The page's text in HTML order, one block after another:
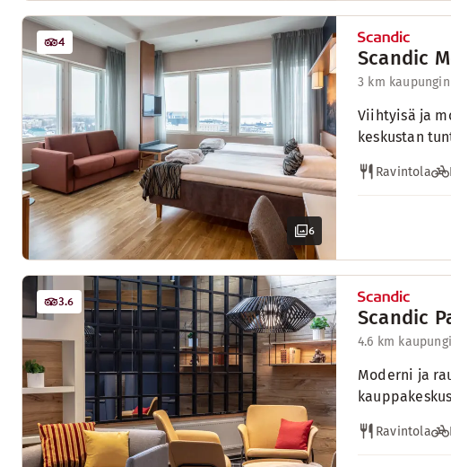
6
4
Scandic
3 km
Viihtyisä ja
keskustan
Ravintola
3.6
Scandic
4.6 km
Moderni ja
Ravintola